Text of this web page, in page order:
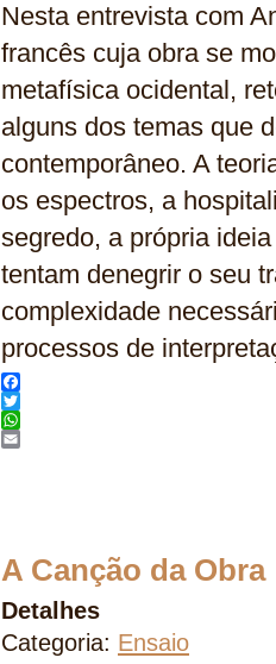
Nesta entrevista com
francês cuja obra se
metafísica ocidental,
alguns dos temas que
contemporâneo. A
os espectros, a
segredo, a própria
tentam denegrir o seu
complexidade
processos de
Facebook
Twitter
WhatsApp
A Canção da Obra
Detalhes
Categoria: Ensaio